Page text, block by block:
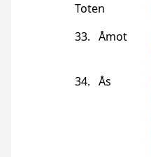
Toten
33. Åmot
34. Ås